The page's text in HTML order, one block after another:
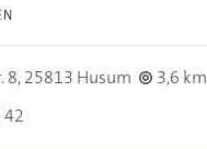
8,25813 Husum
3,6 km
42